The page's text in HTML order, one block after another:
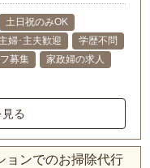
土日祝のみOK
主婦･主夫歓迎
学歴不問
募集
家政婦の求人
る
ョンでのお掃除代行